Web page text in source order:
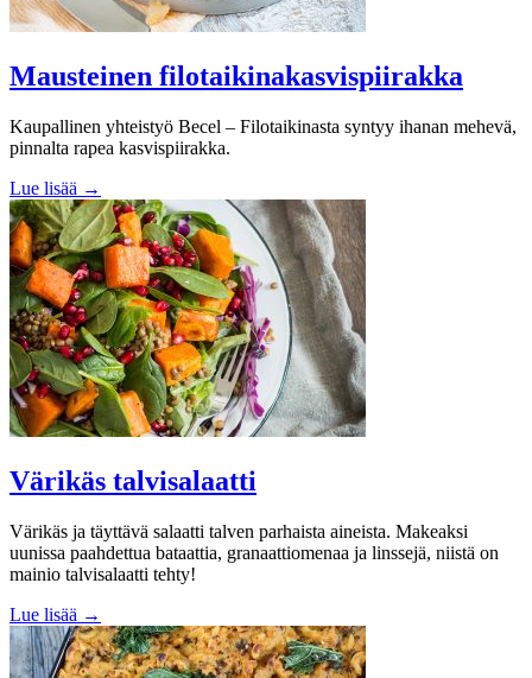
Mausteinen filotaikinakasvispiirakka
Kaupallinen yhteistyö Becel – Filotaikinasta syntyy ihanan mehevä,
pinnalta rapea kasvispiirakka.
Lue lisää →
Värikäs talvisalaatti
Värikäs ja täyttävä salaatti talven parhaista aineista. Makeaksi
uunissa paahdettua bataattia, granaattiomenaa ja linssejä, niistä on
mainio talvisalaatti tehty!
Lue lisää →